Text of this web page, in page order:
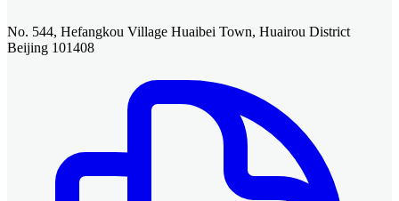
No. 544, Hefangkou Village Huaibei Town, Huairou District
Beijing 101408